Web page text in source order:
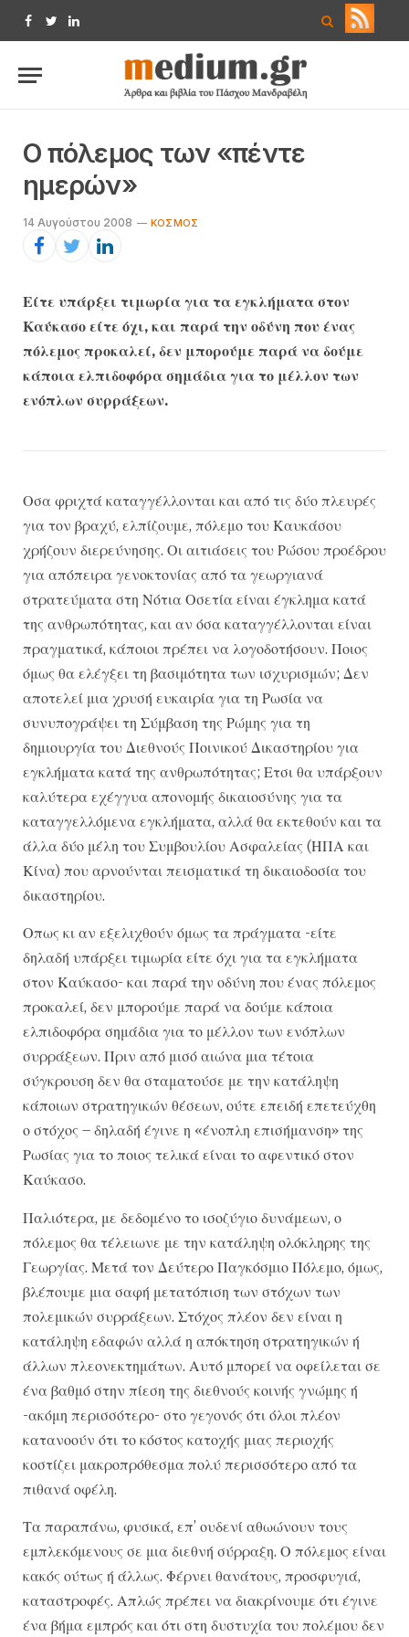
Facebook
TwitterLinkedIn
Ο πόλεμος των «πέντε
ημερών»
14 Αυγούστου 2008 ΚΌΣΜΟΣ
Είτε υπάρξει τιμωρία για τα εγκλήματα στον
Καύκασο είτε όχι, και παρά την οδύνη που ένας
πόλεμος προκαλεί, δεν μπορούμε παρά να δούμε
κάποια ελπιδοφόρα σημάδια για το μέλλον των
ενόπλων συρράξεων.
Οσα φριχτά καταγγέλλονται και από τις δύο πλευρές
για τον βραχύ, ελπίζουμε, πόλεμο του Καυκάσου
χρήζουν διερεύνησης. Οι αιτιάσεις του Ρώσου προέδρου
για απόπειρα γενοκτονίας από τα γεωργιανά
στρατεύματα στη Νότια Οσετία είναι έγκλημα κατά
της ανθρωπότητας, και αν όσα καταγγέλλονται είναι
πραγματικά, κάποιοι πρέπει να λογοδοτήσουν. Ποιος
όμως θα ελέγξει τη βασιμότητα των ισχυρισμών; Δεν
αποτελεί μια χρυσή ευκαιρία για τη Ρωσία να
συνυπογράψει τη Σύμβαση της Ρώμης για τη
δημιουργία του Διεθνούς Ποινικού Δικαστηρίου για
εγκλήματα κατά της ανθρωπότητας; Ετσι θα υπάρξουν
καλύτερα εχέγγυα απονομής δικαιοσύνης για τα
καταγγελλόμενα εγκλήματα, αλλά θα εκτεθούν και τα
άλλα δύο μέλη του Συμβουλίου Ασφαλείας (ΗΠΑ και
Κίνα) που αρνούνται πεισματικά τη δικαιοδοσία του
δικαστηρίου.
Οπως κι αν εξελιχθούν όμως τα πράγματα -είτε
δηλαδή υπάρξει τιμωρία είτε όχι για τα εγκλήματα
στον Καύκασο- και παρά την οδύνη που ένας πόλεμος
προκαλεί, δεν μπορούμε παρά να δούμε κάποια
ελπιδοφόρα σημάδια για το μέλλον των ενόπλων
συρράξεων. Πριν από μισό αιώνα μια τέτοια
σύγκρουση δεν θα σταματούσε με την κατάληψη
κάποιων στρατηγικών θέσεων, ούτε επειδή επετεύχθη
ο στόχος – δηλαδή έγινε η «ένοπλη επισήμανση» της
Ρωσίας για το ποιος τελικά είναι το αφεντικό στον
Καύκασο.
Παλιότερα, με δεδομένο το ισοζύγιο δυνάμεων, ο
πόλεμος θα τέλειωνε με την κατάληψη ολόκληρης της
Γεωργίας. Μετά τον Δεύτερο Παγκόσμιο Πόλεμο, όμως,
βλέπουμε μια σαφή μετατόπιση των στόχων των
πολεμικών συρράξεων. Στόχος πλέον δεν είναι η
κατάληψη εδαφών αλλά η απόκτηση στρατηγικών ή
άλλων πλεονεκτημάτων. Αυτό μπορεί να οφείλεται σε
ένα βαθμό στην πίεση της διεθνούς κοινής γνώμης ή
-ακόμη περισσότερο- στο γεγονός ότι όλοι πλέον
κατανοούν ότι το κόστος κατοχής μιας περιοχής
κοστίζει μακροπρόθεσμα πολύ περισσότερο από τα
πιθανά οφέλη.
Τα παραπάνω, φυσικά, επ’ ουδενί αθωώνουν τους
εμπλεκόμενους σε μια διεθνή σύρραξη. Ο πόλεμος είναι
κακός ούτως ή άλλως. Φέρνει θανάτους, προσφυγιά,
καταστροφές. Απλώς πρέπει να διακρίνουμε ότι έγινε
ένα βήμα εμπρός και ότι στη δυστυχία του πολέμου δεν